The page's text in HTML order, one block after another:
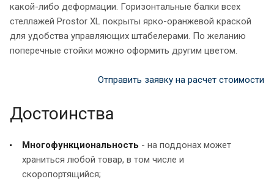
какой-либо деформации. Горизонтальные балки всех
стеллажей Prostor XL покрыты ярко-оранжевой краской
для удобства управляющих штабелерами. По желанию
поперечные стойки можно оформить другим цветом.
Отправить заявку на расчет стоимости
Достоинства
Многофункциональность - на поддонах может
храниться любой товар, в том числе и
скоропортящийся;